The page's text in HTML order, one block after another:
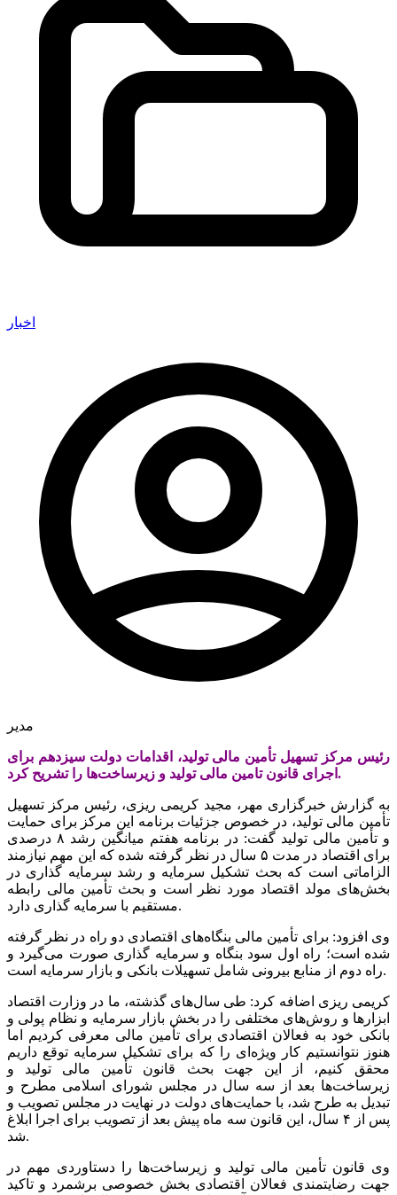
اخبار
مدیر
رئیس مرکز تسهیل تأمین مالی تولید، اقدامات دولت سیزدهم برای
اجرای قانون تامین مالی تولید و زیرساخت‌ها را تشریح کرد.
به گزارش خبرگزاری مهر، مجید کریمی ریزی، رئیس مرکز تسهیل
تأمین مالی تولید، در خصوص جزئیات برنامه این مرکز برای حمایت
و تأمین مالی تولید گفت: در برنامه هفتم میانگین رشد ۸ درصدی
برای اقتصاد در مدت ۵ سال در نظر گرفته شده که این مهم نیازمند
الزاماتی است که بحث تشکیل سرمایه و رشد سرمایه گذاری در
بخش‌های مولد اقتصاد مورد نظر است و بحث تأمین مالی رابطه
مستقیم با سرمایه گذاری دارد.
وی افزود: برای تأمین مالی بنگاه‌های اقتصادی دو راه در نظر گرفته
شده است؛ راه اول سود بنگاه و سرمایه گذاری صورت می‌گیرد و
راه دوم از منابع بیرونی شامل تسهیلات بانکی و بازار سرمایه است.
کریمی ریزی اضافه کرد: طی سال‌های گذشته، ما در وزارت اقتصاد
ابزارها و روش‌های مختلفی را در بخش بازار سرمایه و نظام پولی و
بانکی خود به فعالان اقتصادی برای تأمین مالی معرفی کردیم اما
هنوز نتوانستیم کار ویژه‌ای را که برای تشکیل سرمایه توقع داریم
محقق کنیم، از این جهت بحث قانون تأمین مالی تولید و
زیرساخت‌ها بعد از سه سال در مجلس شورای اسلامی مطرح و
تبدیل به طرح شد، با حمایت‌های دولت در نهایت در مجلس تصویب و
پس از ۴ سال، این قانون سه ماه پیش بعد از تصویب برای اجرا ابلاغ
شد.
وی قانون تأمین مالی تولید و زیرساخت‌ها را دستاوردی مهم در
جهت رضایتمندی فعالان اقتصادی بخش خصوصی برشمرد و تاکید